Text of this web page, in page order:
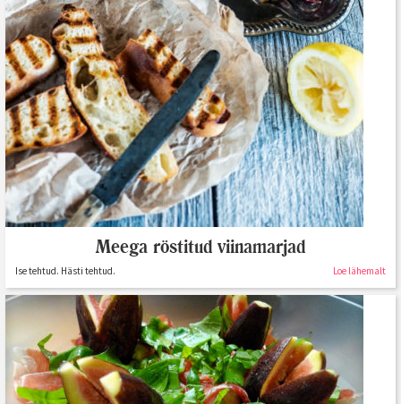
Meega röstitud viinamarjad
Ise tehtud. Hästi tehtud. Loe lähemalt